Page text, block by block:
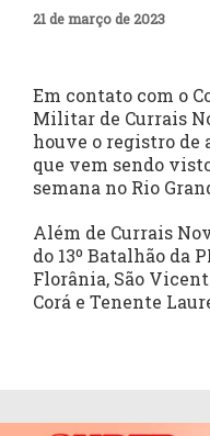
21 de março de 2023
Em contato com o
Militar de Currais
houve o registro de
que vem sendo
semana no Rio
Além de Currais
do 13º Batalhão da
Florânia, São
Corá e Tenente